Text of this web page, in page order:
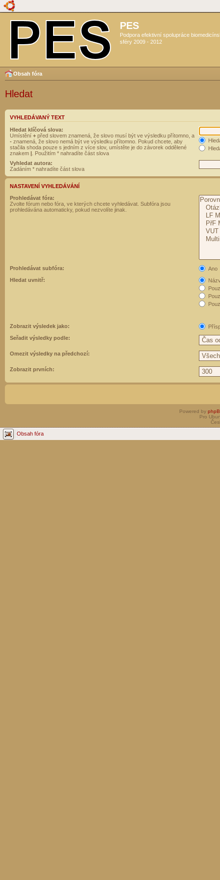
PES
Podpora efektivní spolupráce
sféry 2009 - 2012
Obsah fóra
Hledat
VYHLEDÁVANÝ TEXT
Hledat klíčová slova:
Umístění + před slovem znamená, že slovo musí být ve výsledku přítomno, a
- znamená, že slovo nemá být ve výsledku přítomno. Pokud chcete, aby
stačila shoda pouze s jedním z více slov, umístěte je do závorek oddělené
znakem | . Použitím * nahradíte část slova
Vyhledat autora:
Zadáním * nahradíte část slova
NASTAVENÍ VYHLEDÁVÁNÍ
Prohledávat fóra:
Zvolte fórum nebo fóra, ve kterých chcete vyhledávat. Subfóra jsou
prohledávána automaticky, pokud nezvolíte jinak.
Prohledávat subfóra:
Ano
Hledat uvnitř:
Zobrazit výsledek jako:
Seřadit výsledky podle:
Omezit výsledky na předchozí:
Zobrazit prvních:
Powered by
Pro
Obsah fóra